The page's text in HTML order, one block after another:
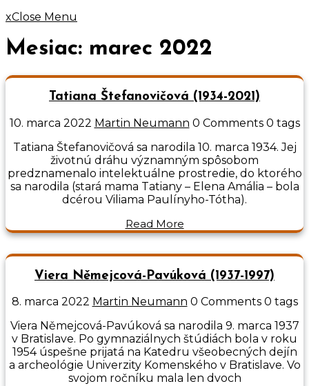
xClose Menu
Mesiac: marec 2022
Tatiana Štefanovičová (1934-2021)
10. marca 2022 Martin Neumann 0 Comments 0 tags
Tatiana Štefanovičová sa narodila 10. marca 1934. Jej
životnú dráhu významným spôsobom
predznamenalo intelektuálne prostredie, do ktorého
sa narodila (stará mama Tatiany – Elena Amália – bola
dcérou Viliama Paulínyho-Tótha).
Read More
Viera Němejcová-Pavúková (1937-1997)
8. marca 2022 Martin Neumann 0 Comments 0 tags
Viera Němejcová-Pavúková sa narodila 9. marca 1937
v Bratislave. Po gymnaziálnych štúdiách bola v roku
1954 úspešne prijatá na Katedru všeobecných dejín
a archeológie Univerzity Komenského v Bratislave. Vo
svojom ročníku mala len dvoch